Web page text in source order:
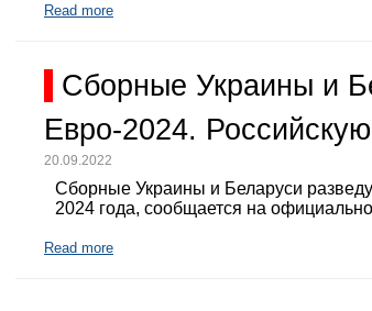
Read more
Сборные Украины и
Евро-2024.
20.09.2022
Сборные Украины и Беларуси
2024 года, сообщается на
Read more